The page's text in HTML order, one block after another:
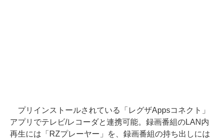
プリインストールされている「レグザAppsコネクト」
アプリでテレビ/レコーダと連携可能。録画番組のLAN内
再生には「RZプレーヤー」を、録画番組の持ち出しには